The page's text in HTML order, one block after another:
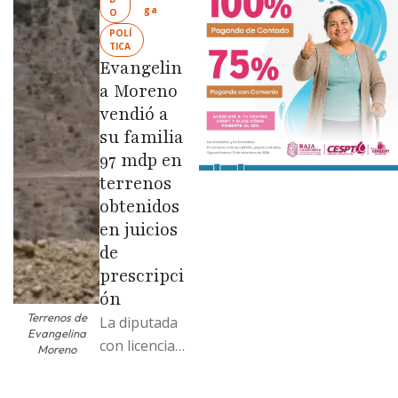
colonias de
las …
Terrenos de
Evangelina
Moreno
O
POLÍ
TICA
ga
Evangelin
a Moreno
vendió a
su familia
97 mdp en
terrenos
obtenidos
en juicios
de
prescripci
ón
La diputada
con licencia